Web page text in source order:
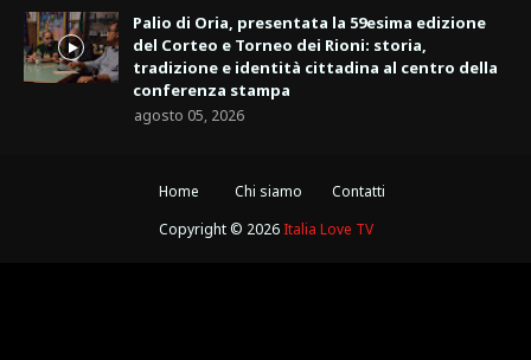
Palio di Oria, presentata la 59esima edizione
del Corteo e Torneo dei Rioni: storia,
tradizione e identità cittadina al centro della
conferenza stampa
agosto 05, 2026
Home Chi siamo
Contatti
Copyright © 2026 Italia Love TV